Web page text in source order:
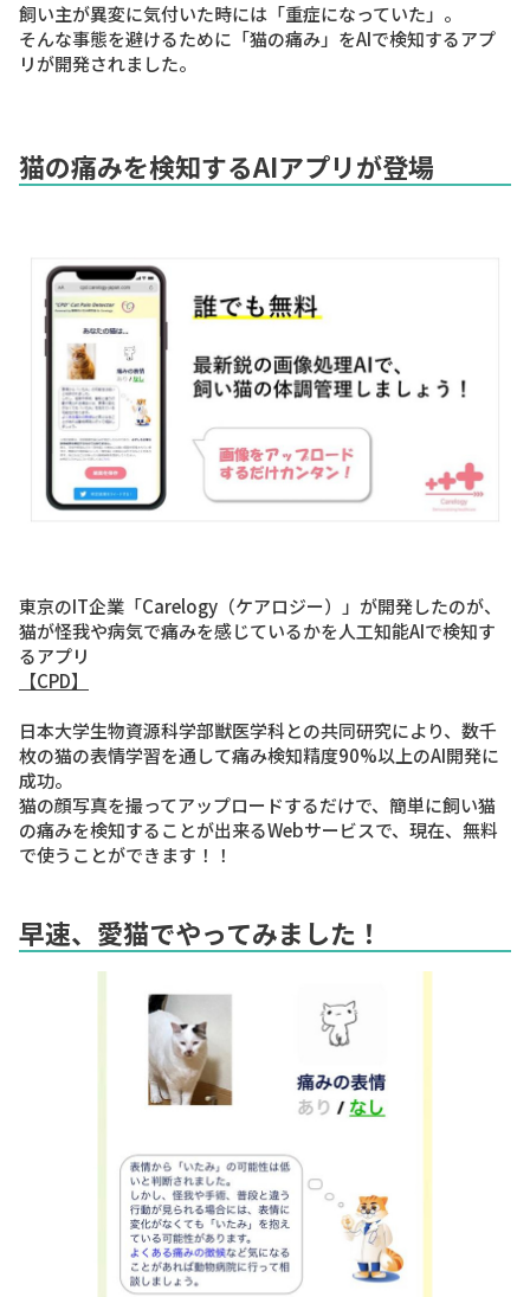
飼い主が異変に気付いた時には 「重症になっていた」 。
そんな事態を避けるために 「猫の痛み」 をAIで検知するアプ
リが開発されました。
猫の痛みを検知するAIアプリが登場
東京のIT企業 「Carelogy（ケアロジー）」 が開発したのが、
猫が怪我や病気で痛みを感じているかを人工知能AIで検知す
るアプリ
【CPD】
日本大学生物資源科学部獣医学科との共同研究により、数千
枚の猫の表情学習を通して痛み検知精度90%以上のAI開発に
成功。
猫の顔写真を撮ってアップロードするだけで、簡単に飼い猫
の痛みを検知することが出来るWebサービスで、現在、無料
で使うことができます！！
早速、愛猫でやってみました！